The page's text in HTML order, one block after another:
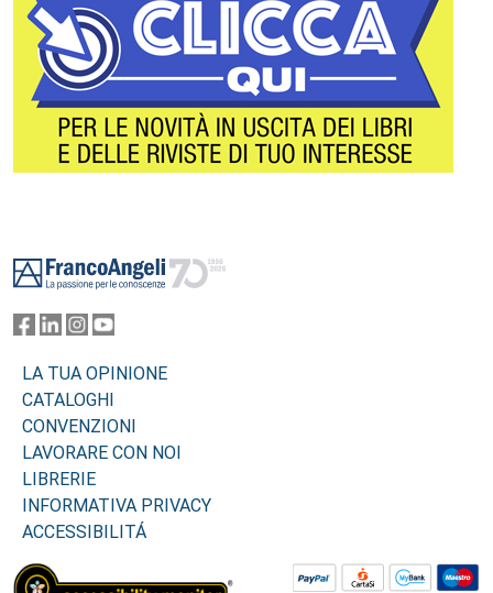
LA TUA OPINIONE
CATALOGHI
CONVENZIONI
LAVORARE CON NOI
LIBRERIE
INFORMATIVA PRIVACY
ACCESSIBILITÁ